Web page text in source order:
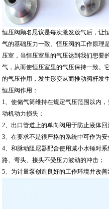
恒压阀顾名思议是每次激发放气后，让
气的基础压力一致。恒压阀的工作原理
压室，当恒压室里的气压达到我们想要
气，从而使恒压室里的气压保持一致。
的气压作用，发生形变从而推动阀杆发
恒压阀作用：
1、使储气筒维持在规定气压范围以内
动机动力损失；
2、出口管道上的单向阀用于防止液体
3、在要求不是很严格的系统中可作为安
4、和脉动阻尼器配合使用减小水锤对
路、弯头、接头不受压力波动的冲击；
5、为计量泵创造良好的工作环境并改善